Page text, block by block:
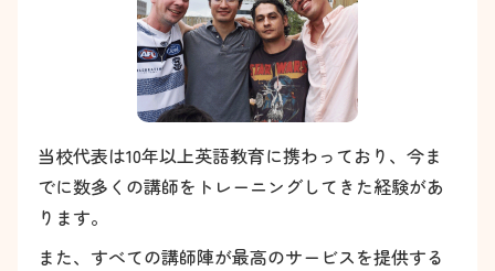
当校代表は10年以上英語教育に携わっており、今ま
でに数多くの講師をトレーニングしてきた経験があ
ります。
また、すべての講師陣が最高のサービスを提供する